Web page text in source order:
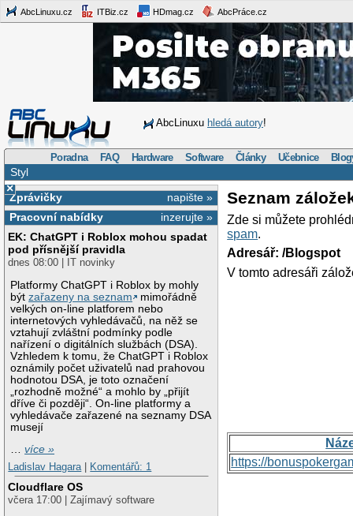
AbcLinuxu.cz ITBiz.cz HDmag.cz AbcPráce.cz
AbcLinuxu hledá autory!
Poradna FAQ Hardware Software Články Učebnice
Styl
×
napište »
Zprávičky
inzerujte »
Pracovní nabídky
EK: ChatGPT i Roblox mohou spadat
pod přísnější pravidla
dnes 08:00 | IT novinky
Platformy ChatGPT i Roblox by mohly
býtzařazeny na seznam
mimořádně
velkých on-line platforem nebo
internetových vyhledávačů, na něž se
vztahují zvláštní podmínky podle
nařízení o digitálních službách (DSA).
Vzhledem k tomu, že ChatGPT i Roblox
oznámily počet uživatelů nad prahovou
hodnotou DSA, je toto označení
„rozhodně možné“ a mohlo by „přijít
dříve či později“. On-line platformy a
vyhledávače zařazené na seznamy DSA
musejí
…více »
Ladislav Hagara
Komentářů: 1
Cloudflare OS
včera 17:00 | Zajímavý software
Seznam
Zde si můžete
spam.
Adresář: /Blogspot
V tomto adresáři
https://